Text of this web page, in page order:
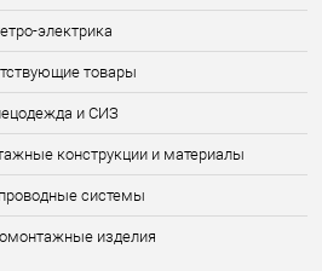
электрика
товары
и СИЗ
конструкции и материалы
системы
изделия